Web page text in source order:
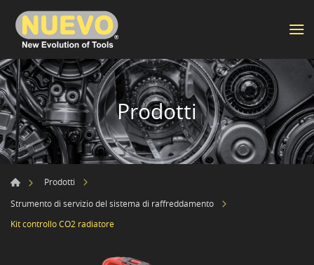
Prodotti
Prodotti
Strumento di servizio del sistema di raffreddamento
Kit controllo CO2 radiatore